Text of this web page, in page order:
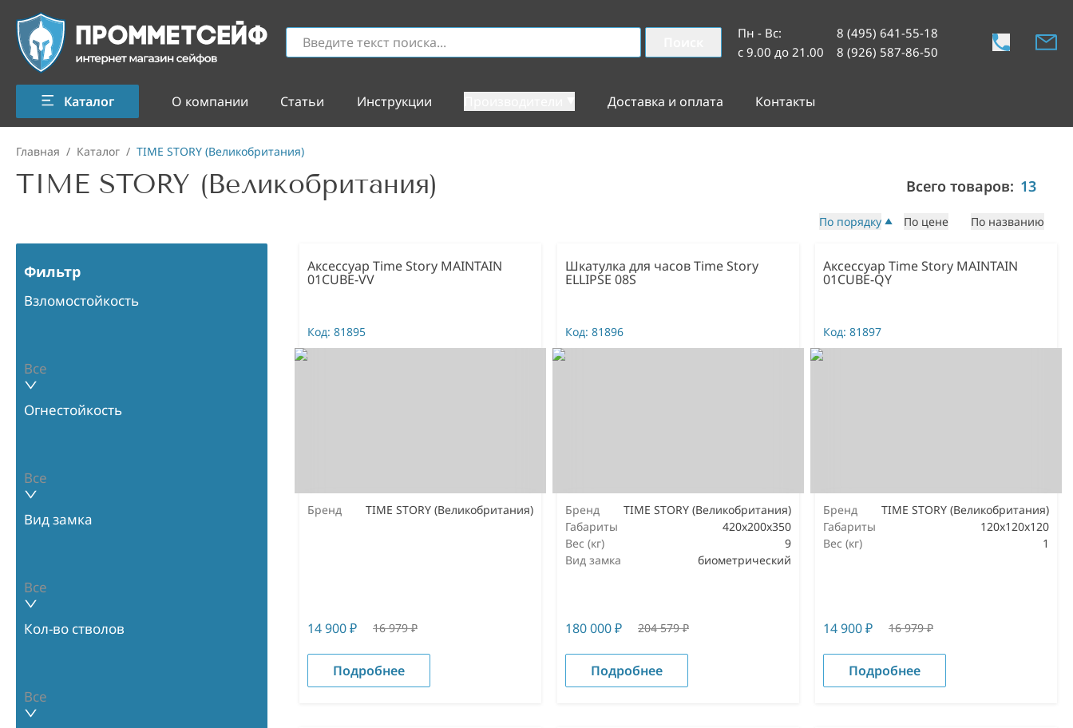
Пн - Вс:
с 9.00 до 21.00
8 (495) 641-55-18
8 (926) 587-86-50
Каталог О компании Статьи Инструкции Доставка и оплата Контакты
Главная / Каталог / TIME STORY (Великобритания)
TIME STORY (Великобритания) Всего товаров: 13
По порядку По цене По названию
Фильтр
Взломостойкость
Все
Огнестойкость
Все
Вид замка
Все
Кол-во стволов
Все
Аксессуар Time Story MAINTAIN
01CUBE-VV
Код: 81895
Бренд TIME STORY (Великобритания)
14 900₽ 16 979₽
Подробнее
Шкатулка для часов Time Story
ELLIPSE 08S
Код: 81896
Бренд
TIME STORY (Великобритания)
Габариты
420x200x350
Вес (кг)
9
Вид замка
биометрический
180 000₽ 204 579₽
Подробнее
Аксессуар Time Story MAINTAIN
01CUBE-QY
Код: 81897
Бренд
TIME STORY (Великобритания)
Габариты
120х120х120
Вес (кг)
1
14 900₽ 16 979₽
Подробнее